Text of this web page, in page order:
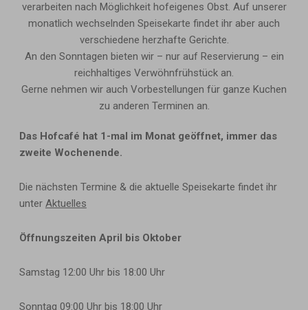
verarbeiten nach Möglichkeit hofeigenes Obst. Auf unserer
monatlich wechselnden Speisekarte findet ihr aber auch
verschiedene herzhafte Gerichte.
An den Sonntagen bieten wir – nur auf Reservierung – ein
reichhaltiges Verwöhnfrühstück an.
Gerne nehmen wir auch Vorbestellungen für ganze Kuchen
zu anderen Terminen an.
Das Hofcafé hat 1-mal im Monat geöffnet, immer das
zweite Wochenende.
Die nächsten Termine & die aktuelle Speisekarte findet ihr
unter Aktuelles
Öffnungszeiten April bis Oktober
Samstag 12:00 Uhr bis 18:00 Uhr
Sonntag 09:00 Uhr bis 18:00 Uhr